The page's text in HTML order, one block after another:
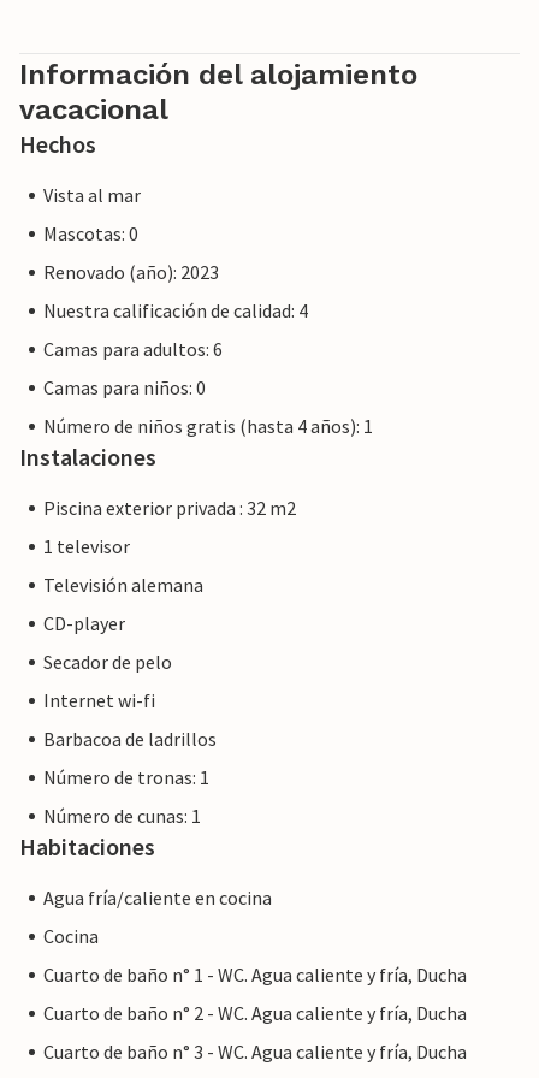
aplicarse. Sin embargo, puede estar seguro de que le
proporcionaremos el mismo nivel de servicio al cliente y su
estancia no será diferente a reservar alojamiento con un
propietario profesional.
Información del alojamiento
vacacional
Hechos
Vista al mar
Mascotas: 0
Renovado (año): 2023
Nuestra calificación de calidad: 4
Camas para adultos: 6
Camas para niños: 0
Número de niños gratis (hasta 4 años): 1
Instalaciones
Piscina exterior privada : 32 m2
1 televisor
Televisión alemana
CD-player
Secador de pelo
Internet wi-fi
Barbacoa de ladrillos
Número de tronas: 1
Número de cunas: 1
Habitaciones
Agua fría/caliente en cocina
Cocina
Cuarto de baño n° 1 - WC. Agua caliente y fría, Ducha
Cuarto de baño n° 2 - WC. Agua caliente y fría, Ducha
Cuarto de baño n° 3 - WC. Agua caliente y fría, Ducha